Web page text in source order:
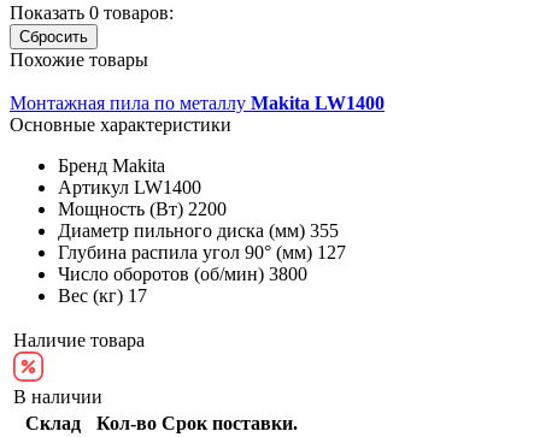
Показать 0 товаров:
Похожие товары
Монтажная пила по металлу Makita LW1400
Основные характеристики
Бренд Makita
Артикул LW1400
Мощность (Вт) 2200
Диаметр пильного диска (мм) 355
Глубина распила угол 90° (мм) 127
Число оборотов (об/мин) 3800
Вес (кг) 17
Наличие товара
В наличии
Склад
Кол-во Срок поставки.